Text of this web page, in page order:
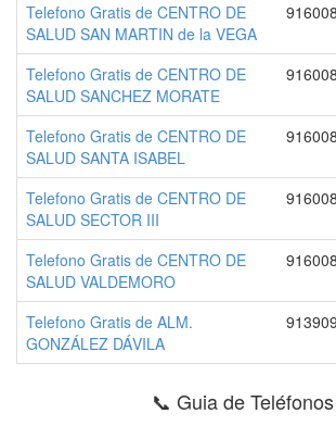
Telefono Gratis de CENTRO DE
SALUD SAN MARTIN de la VEGA
Telefono Gratis de CENTRO DE
SALUD SANCHEZ MORATE
Telefono Gratis de CENTRO DE
SALUD SANTA ISABEL
Telefono Gratis de CENTRO DE
SALUD SECTOR III
Telefono Gratis de CENTRO DE
SALUD VALDEMORO
Telefono Gratis de ALM.
GONZÁLEZ DÁVILA
📞 Guia de Teléfonos